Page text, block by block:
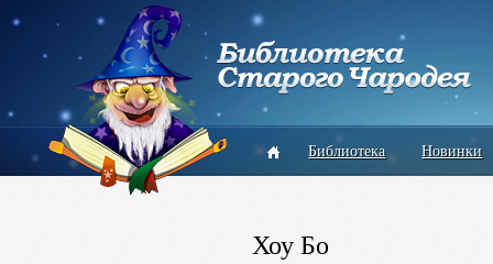
Библиотека Новинки
Хоу Бо